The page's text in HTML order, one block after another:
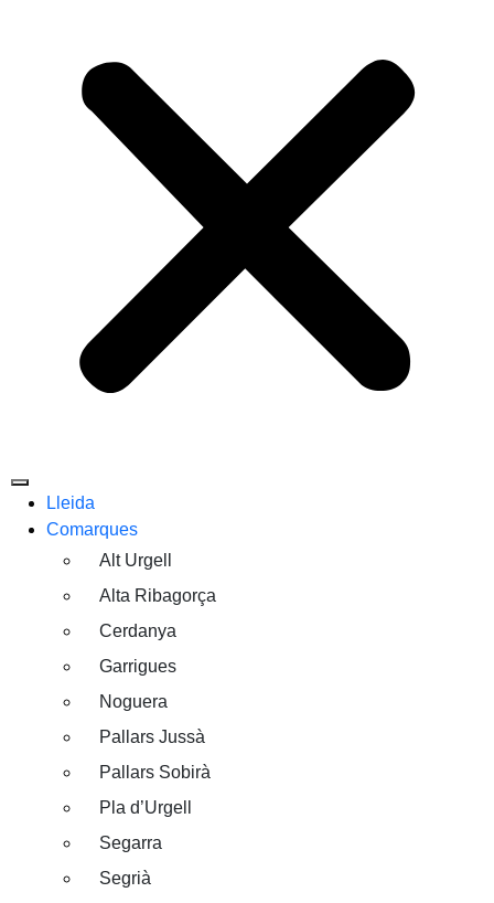
Lleida
Comarques
Alt Urgell
Alta Ribagorça
Cerdanya
Garrigues
Noguera
Pallars Jussà
Pallars Sobirà
Pla d’Urgell
Segarra
Segrià